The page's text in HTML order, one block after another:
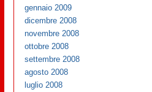
gennaio 2009
dicembre 2008
novembre 2008
ottobre 2008
settembre 2008
agosto 2008
luglio 2008